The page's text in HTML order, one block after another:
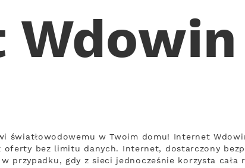
światłowodowemu w Twoim domu! Internet
bez limitu danych. Internet, dostarczony
przypadku, gdy z sieci jednocześnie korzysta cała